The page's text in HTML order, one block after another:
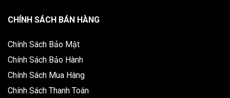
CHÍNH SÁCH BÁN HÀNG
Chính Sách Bảo Mật
Chính Sách Bảo Hành
Chính Sách Mua Hàng
Chính Sách Thanh Toán